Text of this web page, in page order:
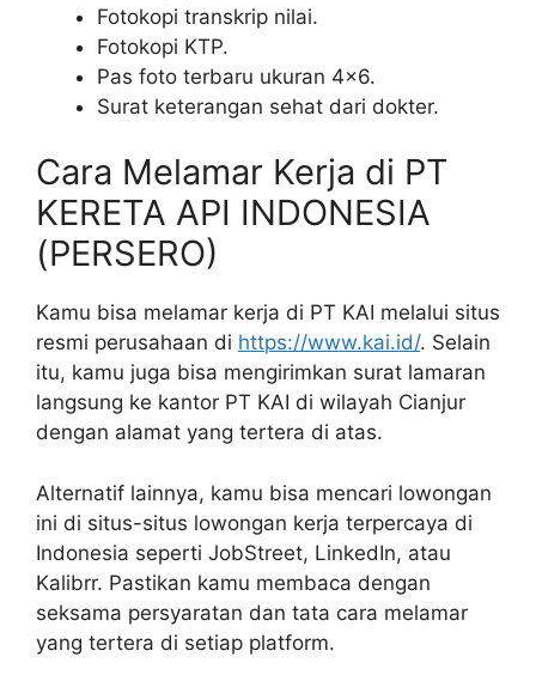
Fotokopi transkrip nilai.
Fotokopi KTP.
Pas foto terbaru ukuran 4×6.
Surat keterangan sehat dari dokter.
Cara Melamar Kerja di PT
KERETA API INDONESIA
(PERSERO)
Kamu bisa melamar kerja di PT KAI melalui situs
resmi perusahaan di https://www.kai.id/. Selain
itu, kamu juga bisa mengirimkan surat lamaran
langsung ke kantor PT KAI di wilayah Cianjur
dengan alamat yang tertera di atas.
Alternatif lainnya, kamu bisa mencari lowongan
ini di situs-situs lowongan kerja terpercaya di
Indonesia seperti JobStreet, LinkedIn, atau
Kalibrr. Pastikan kamu membaca dengan
seksama persyaratan dan tata cara melamar
yang tertera di setiap platform.